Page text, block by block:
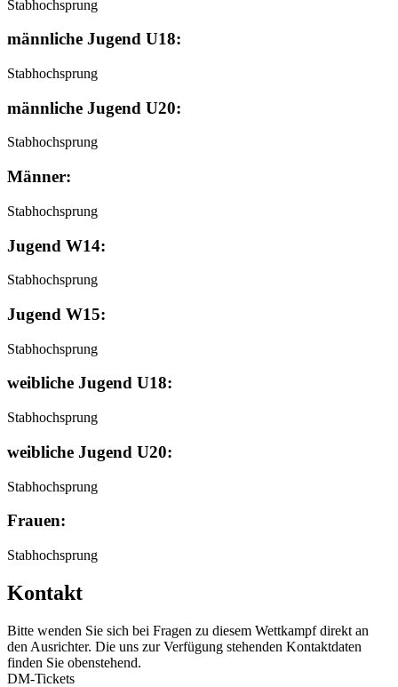
Stabhochsprung
männliche Jugend U18:
Stabhochsprung
männliche Jugend U20:
Stabhochsprung
Männer:
Stabhochsprung
Jugend W14:
Stabhochsprung
Jugend W15:
Stabhochsprung
weibliche Jugend U18:
Stabhochsprung
weibliche Jugend U20:
Stabhochsprung
Frauen:
Stabhochsprung
Kontakt
Bitte wenden Sie sich bei Fragen zu diesem Wettkampf direkt an
den Ausrichter. Die uns zur Verfügung stehenden Kontaktdaten
finden Sie obenstehend.
DM-Tickets